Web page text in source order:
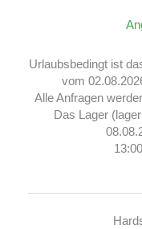
Urlaubsbedingt ist
vom
Alle Anfragen
Das Lager